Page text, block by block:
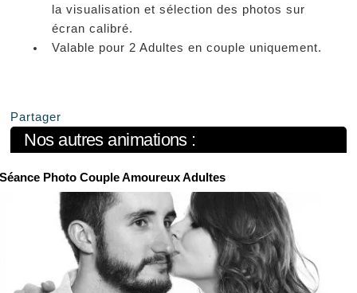
la visualisation et sélection des photos sur
écran calibré.
Valable pour 2 Adultes en couple uniquement.
Partager
Nos autres animations :
Photo Couple Amoureux Adultes